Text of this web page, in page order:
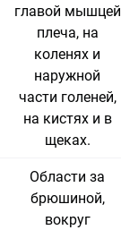
главой мышцей
плеча, на
коленях и
наружной
части голеней,
на кистях и в
щеках.
Области за
брюшиной,
вокруг